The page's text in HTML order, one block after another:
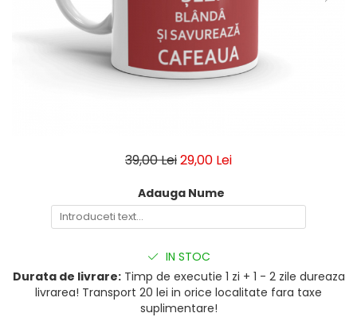
Tablou Aluminiu
Tablouri auto
Calendare Personalizate
39,00 Lei29,00 Lei
Adauga Nume
IN STOC
Durata de livrare:Timp de executie 1 zi + 1 - 2 zile dureaza
livrarea! Transport 20 lei in orice localitate fara taxe
suplimentare!